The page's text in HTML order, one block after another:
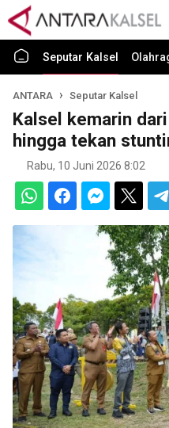
Seputar Kalsel
ANTARA Seputar Kalsel
Kalsel kemarin
hingga tekan
Rabu, 10 Juni 2026 8:02